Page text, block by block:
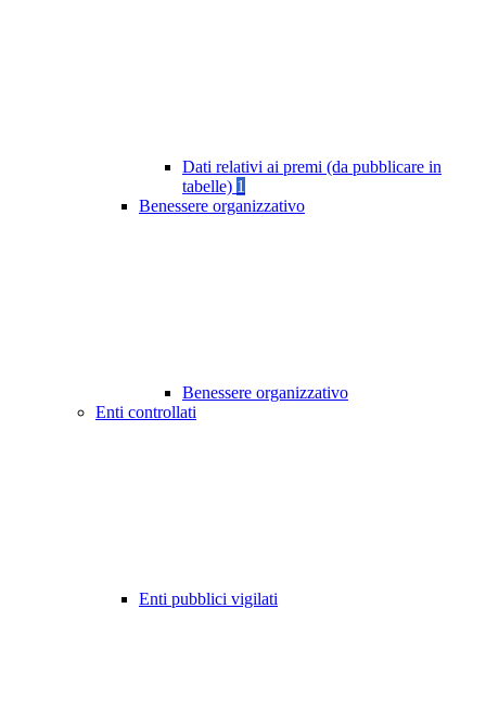
Dati relativi ai premi (da pubblicare in
tabelle) 1
Benessere organizzativo
Benessere organizzativo
Enti controllati
Enti pubblici vigilati